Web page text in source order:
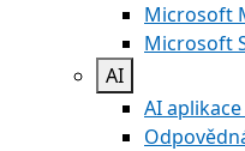
Microsoft
Microsoft
AI
AI